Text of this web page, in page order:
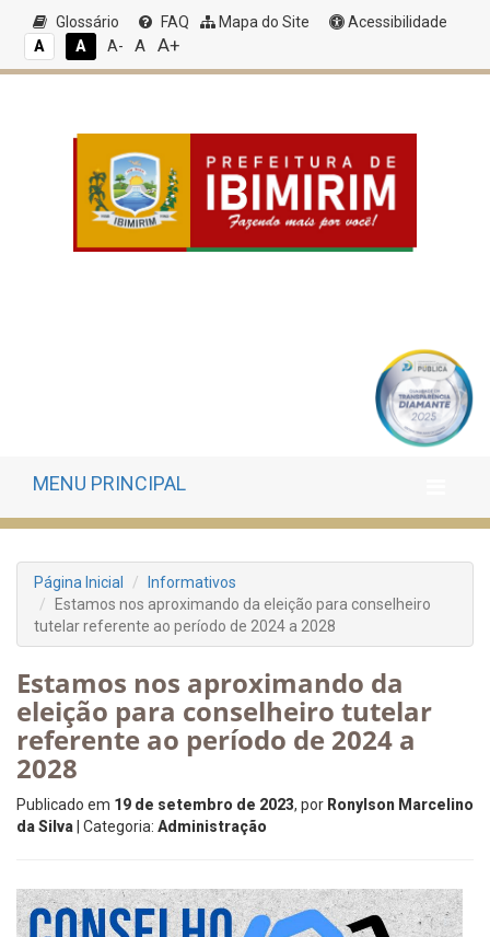
Glossário FAQ Mapa do Site
Acessibilidade
A
A A- A A+
MENU PRINCIPAL
Página Inicial
Informativos
Estamos nos aproximando da eleição para conselheiro
tutelar referente ao período de 2024 a 2028
Estamos nos aproximando da
eleição para conselheiro tutelar
referente ao período de 2024 a
2028
Publicado em 19 de setembro de 2023, por Ronylson Marcelino
da Silva | Categoria: Administração